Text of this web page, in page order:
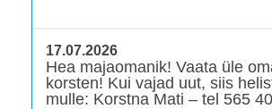
17.07.2026
Hea majaomanik! Vaata üle
korsten! Kui vajad uut, siis
mulle: Korstna Mati – tel 565